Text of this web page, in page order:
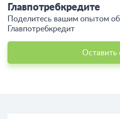
Главпотребкредите
Поделитесь вашим опытом
Главпотребкредит
Оставить